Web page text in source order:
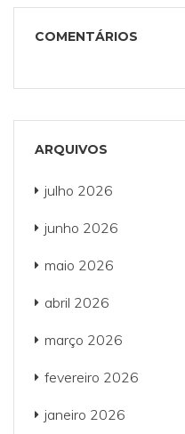
COMENTÁRIOS
ARQUIVOS
julho 2026
junho 2026
maio 2026
abril 2026
março 2026
fevereiro 2026
janeiro 2026